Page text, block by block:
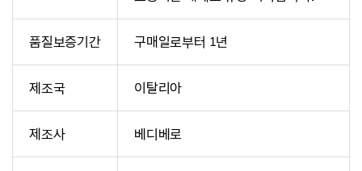
품질보증기간 구매일로부터 1년
제조국 이탈리아
제조사 베디베로